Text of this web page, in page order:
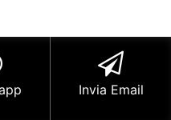
definizione
enciclopedia
Invia Email